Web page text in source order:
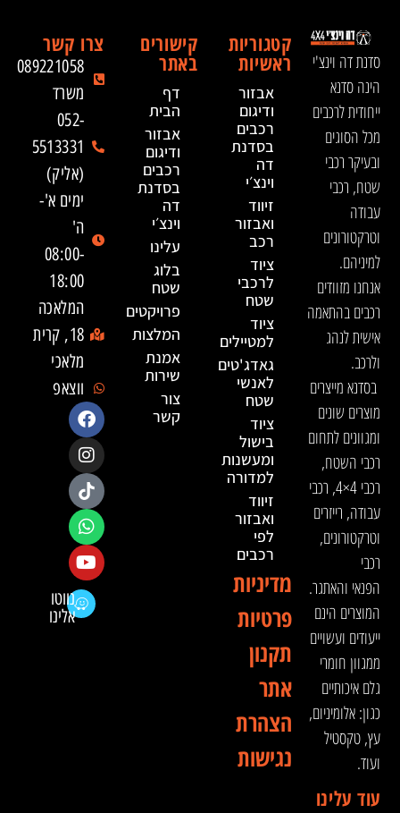
סדנת דה וינצ'י
הינה סדנא
ייחודית לרכבים
מכל הסוגים
ובעיקר רכבי
שטח, רכבי
עבודה
וטרקטורונים
למיניהם.
אנחנו מזוודים
רכבים בהתאמה
אישית לנהג
ולרכב.
בסדנא מייצרים
מוצרים שונים
ומגוונים לתחום
רכבי השטח,
רכבי 4×4, רכבי
עבודה, רייזרים
וטרקטורונים,
רכבי
הפנאי והאתגר.
המוצרים הינם
ייעודים ועשויים
ממגוון חומרי
גלם איכותיים
כגון: אלומיניום,
עץ, טקסטיל
ועוד.
עוד עלינו
קטגוריות
ראשיות
אבזור
ודיגום
רכבים
בסדנת
דה
וינצ׳י
זיווד
ואבזור
רכב
ציוד
לרכבי
שטח
ציוד
למטיילים
גאדג'טים
לאנשי
שטח
ציוד
בישול
ומעשנות
למדורה
זיווד
ואבזור
לפי
רכבים
מדיניות
פרטיות
תקנון
אתר
הצהרת
נגישות
קישורים
באתר
דף
הבית
אבזור
ודיגום
רכבים
בסדנת
דה
וינצ׳י
עלינו
בלוג
שטח
פרויקטים
המלצות
אמנת
שירות
צור
קשר
צרו קשר
089221058
משרד
052-
5513331
(אליק)
ימים א'-
ה'
08:00-
18:00
המלאכה
18, קרית
מלאכי
ווצאפ
נווטו
אלינו